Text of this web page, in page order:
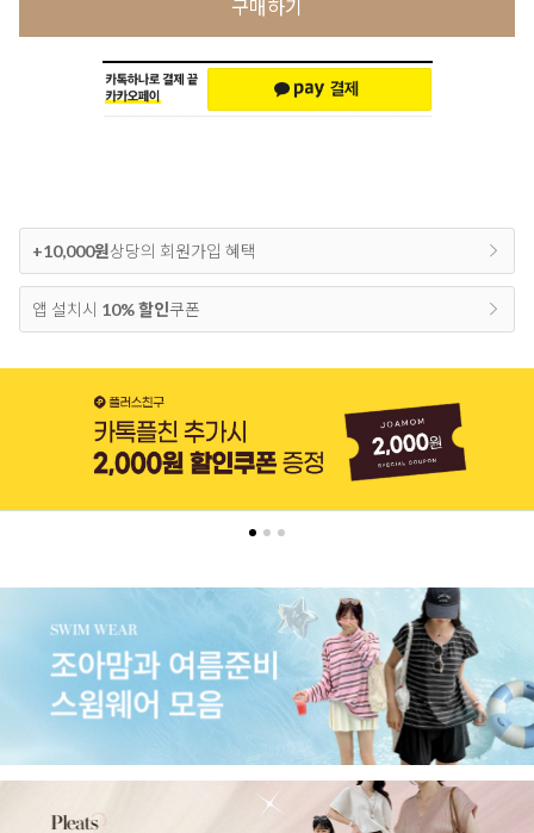
구매하기
+10,000원상당의 회원가입 혜택
앱 설치시 10% 할인쿠폰